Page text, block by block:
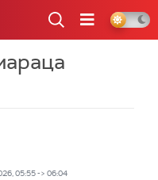
05:55 -> 06:04